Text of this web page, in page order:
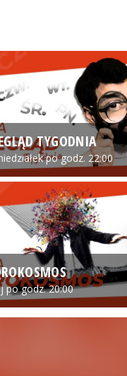
TYGODNIA
po godz. 22:00
po godz. 20:00